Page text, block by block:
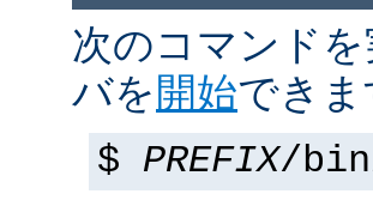
次のコマンド
バを 開始できま
$ PREFIX/